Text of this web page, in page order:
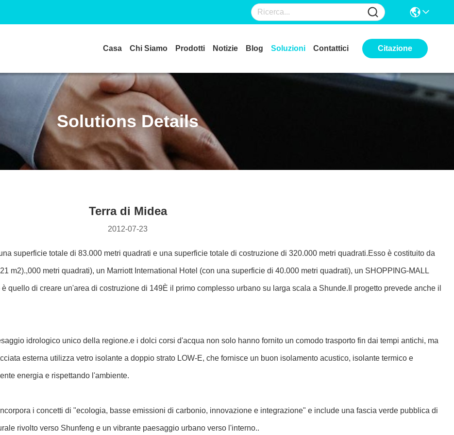
Casa Chi Siamo Prodotti Notizie Blog Soluzioni Contattici Citazione
Solutions Details
Terra di Midea
2012-07-23
superficie totale di 83.000 metri quadrati e una superficie totale di costruzione di 320.000 metri quadrati.Esso è costituito da
m2).,000 metri quadrati), un Marriott International Hotel (con una superficie di 40.000 metri quadrati), un SHOPPING-MALL
quello di creare un'area di costruzione di 149È il primo complesso urbano su larga scala a Shunde.Il progetto prevede anche il
idrologico unico della regione.e i dolci corsi d'acqua non solo hanno fornito un comodo trasporto fin dai tempi antichi, ma
esterna utilizza vetro isolante a doppio strato LOW-E, che fornisce un buon isolamento acustico, isolante termico e
energia e rispettando l'ambiente.
i concetti di "ecologia, basse emissioni di carbonio, innovazione e integrazione" e include una fascia verde pubblica di
rivolto verso Shunfeng e un vibrante paesaggio urbano verso l'interno..